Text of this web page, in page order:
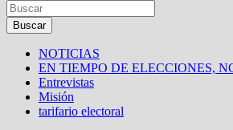
Buscar
NOTICIAS
EN TIEMPO DE ELECCIONES,
Entrevistas
Misión
tarifario electoral